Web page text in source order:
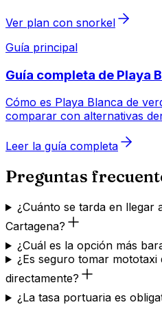
Ver plan con snorkel
Guía principal
Guía completa de Playa
Cómo es Playa Blanca de
comparar con alternativas
Leer la guía completa
Preguntas
¿Cuánto se tarda en llegar
Cartagena?
¿Cuál es la opción más
¿Es seguro tomar mototaxi
directamente?
¿La tasa portuaria es